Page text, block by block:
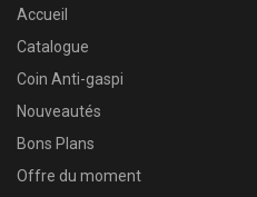
Accueil
Catalogue
Coin Anti-gaspi
Nouveautés
Bons Plans
Offre du moment